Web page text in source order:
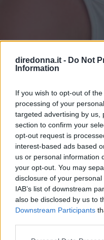
diredonna.it - Do Not
Information
If you wish to opt-out of
processing of your
targeted advertising by us,
section to confirm your
opt-out request is
interest-based ads based
us or personal information
your opt-out. You may
disclosure of your
IAB’s list of downstream
also be disclosed by us to
Downstream Participants
Eritema
pelle è stata
raggi UV
I sintomi e i rimedi più
anche i consigli utili per
pelle dai raggi UV.
REDAZIONE DIREDONNA